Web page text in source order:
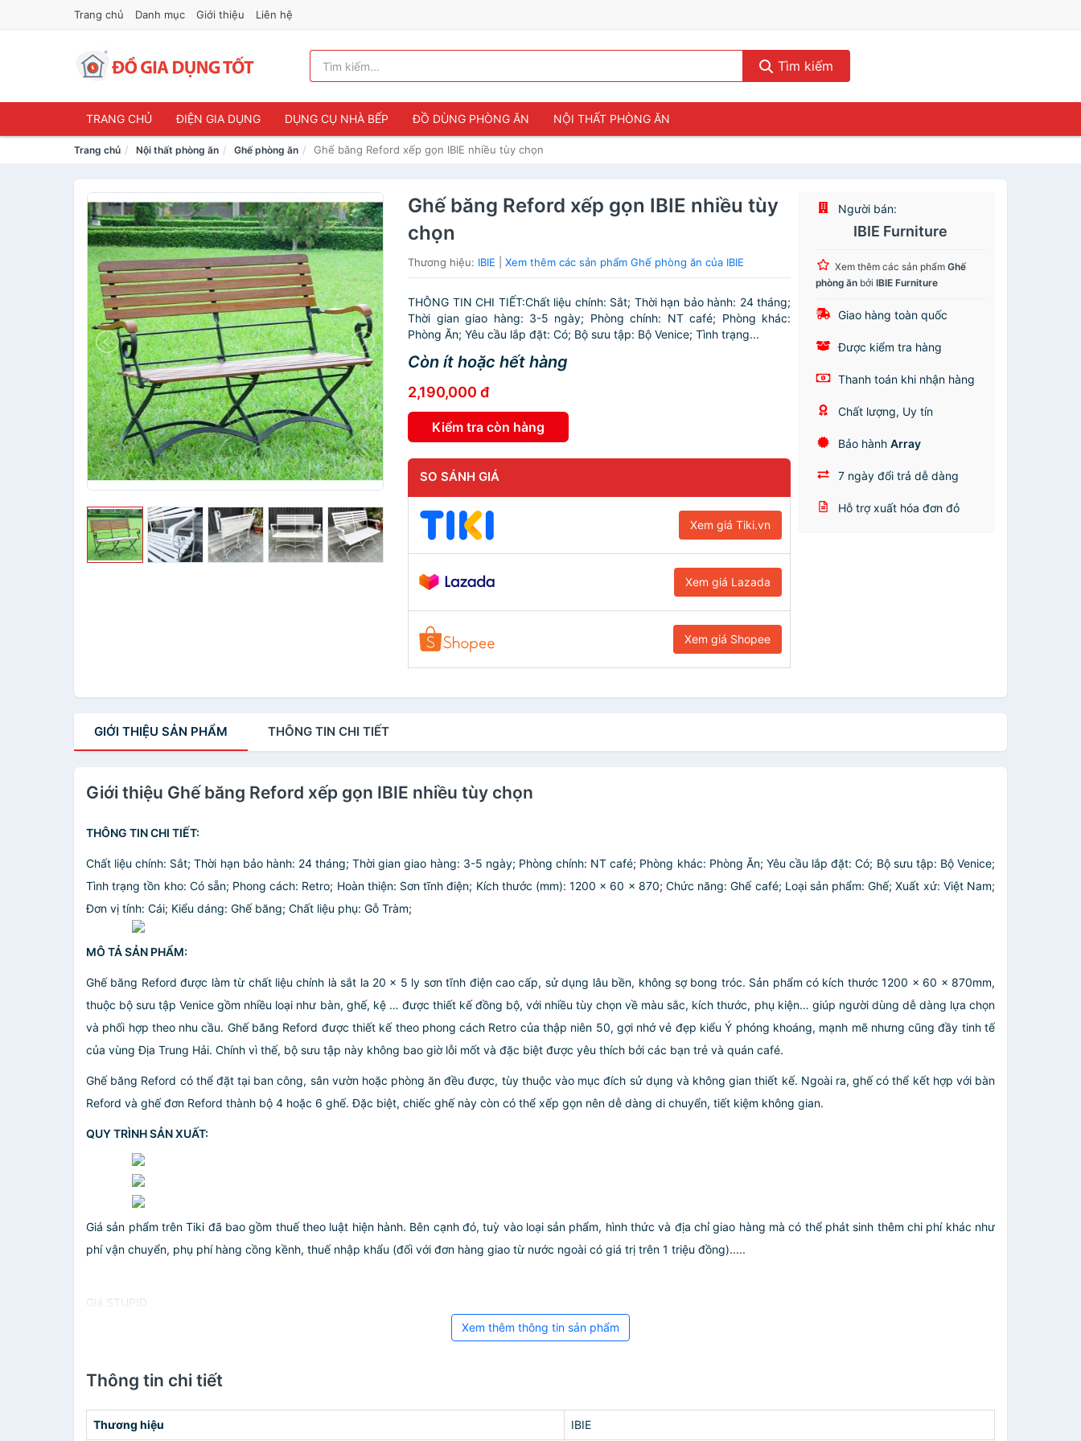
Trang chủ Danh mục Giới thiệu Liên hệ
Tìm kiếm
TRANG CHỦ ĐIỆN GIA DỤNG DỤNG CỤ NHÀ BẾP ĐỒ DÙNG PHÒNG ĂN NỘI THẤT PHÒNG ĂN
Trang chủ Nội thất phòng ăn Ghế phòng ăn Ghế băng Reford xếp gọn IBIE nhiều tùy chọn
Ghế băng Reford xếp gọn IBIE nhiều tùy
chọn
Thương hiệu: IBIE |Xem thêm các sản phẩm Ghế phòng ăn của IBIE
THÔNG TIN CHI TIẾT:Chất liệu chính: Sắt; Thời hạn bảo hành: 24 tháng;
Thời gian giao hàng: 3-5 ngày; Phòng chính: NT café; Phòng khác:
Phòng Ăn; Yêu cầu lắp đặt: Có; Bộ sưu tập: Bộ Venice; Tình trạng...
Còn ít hoặc hết hàng
2,190,000 đ
Kiểm tra còn hàng
SO SÁNH GIÁ
Xem giá Tiki.vn
Xem giá Lazada
Xem giá Shopee
Người bán:
IBIE Furniture
Xem thêm các sản phẩmGhế
phòng ăn bởiIBIE Furniture
Giao hàng toàn quốc
Được kiểm tra hàng
Thanh toán khi nhận hàng
Chất lượng, Uy tín
Bảo hànhArray
7 ngày đổi trả dễ dàng
Hỗ trợ xuất hóa đơn đỏ
GIỚI THIỆU SẢN PHẨM THÔNG TIN CHI TIẾT
Giới thiệu Ghế băng Reford xếp gọn IBIE nhiều tùy chọn
THÔNG TIN CHI TIẾT:
Chất liệu chính: Sắt; Thời hạn bảo hành: 24 tháng; Thời gian giao hàng: 3-5 ngày; Phòng chính: NT café; Phòng khác: Phòng Ăn; Yêu cầu lắp đặt: Có; Bộ sưu tập: Bộ Venice;
Tình trạng tồn kho: Có sẵn; Phong cách: Retro; Hoàn thiện: Sơn tĩnh điện; Kích thước (mm): 1200 x 60 x 870; Chức năng: Ghế café; Loại sản phẩm: Ghế; Xuất xứ: Việt Nam;
Đơn vị tính: Cái; Kiểu dáng: Ghế băng; Chất liệu phụ: Gỗ Tràm;
MÔ TẢ SẢN PHẨM:
Ghế băng Reford được làm từ chất liệu chính là sắt la 20 x 5 ly sơn tĩnh điện cao cấp, sử dụng lâu bền, không sợ bong tróc. Sản phẩm có kích thước 1200 x 60 x 870mm,
thuộc bộ sưu tập Venice gồm nhiều loại như bàn, ghế, kệ … được thiết kế đồng bộ, với nhiều tùy chọn về màu sắc, kích thước, phụ kiện… giúp người dùng dễ dàng lựa chọn
và phối hợp theo nhu cầu. Ghế băng Reford được thiết kế theo phong cách Retro của thập niên 50, gợi nhớ vẻ đẹp kiểu Ý phóng khoáng, mạnh mẽ nhưng cũng đầy tinh tế
của vùng Địa Trung Hải. Chính vì thế, bộ sưu tập này không bao giờ lỗi mốt và đặc biệt được yêu thích bởi các bạn trẻ và quán café.
Ghế băng Reford có thể đặt tại ban công, sân vườn hoặc phòng ăn đều được, tùy thuộc vào mục đích sử dụng và không gian thiết kế. Ngoài ra, ghế có thể kết hợp với bàn
Reford và ghế đơn Reford thành bộ 4 hoặc 6 ghế. Đặc biệt, chiếc ghế này còn có thể xếp gọn nên dễ dàng di chuyển, tiết kiệm không gian.
QUY TRÌNH SẢN XUẤT:
Giá sản phẩm trên Tiki đã bao gồm thuế theo luật hiện hành. Bên cạnh đó, tuỳ vào loại sản phẩm, hình thức và địa chỉ giao hàng mà có thể phát sinh thêm chi phí khác như
phí vận chuyển, phụ phí hàng cồng kềnh, thuế nhập khẩu (đối với đơn hàng giao từ nước ngoài có giá trị trên 1 triệu đồng).....
Giá STUPID
Xem thêm thông tin sản phẩm
Thông tin chi tiết
Thương hiệu IBIE